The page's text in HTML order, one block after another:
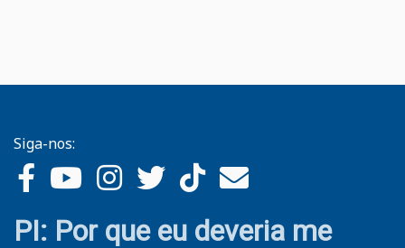
Siga-nos:
PI: Por que eu deveria me